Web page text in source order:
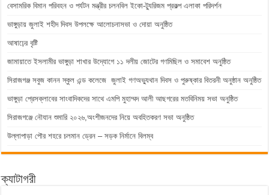
বেসামরিক বিমান পরিবহন ও পর্যটন মন্ত্রীর চলনবিল ইকো-ট্যুরিজম প্রকল্প এলাকা পরিদর্শন
ভাঙ্গুড়ায় জুলাই শহীদ দিবস উপলক্ষে আলোচনাসভা ও দোয়া অনুষ্ঠিত
আষাঢ়ের বৃষ্টি
জামায়াতে ইসলামীর ভাঙ্গুড়া শাখার উদ্যোগে ১১ দলীয় জোটের গণমিছিল ও সমাবেশ অনুষ্ঠিত
সিরাজগঞ্জ সবুজ কানন স্কুল এন্ড কলেজে জুলাই গণঅভ্যুথান দিবস ও পুরুষ্কার বিতরনী অনুষ্ঠান অনুষ্ঠিত
ভাঙ্গুড়া প্রেসক্লাবের সাংবাদিকদের সাথে এমপি মুহাম্মদ আলী আছগরের মতবিনিময় সভা অনুষ্ঠিত
সিরাজগঞ্জে নৌযান শুমারি ২০২৬,অংশীজনদের নিয়ে অবহিতকরণ সভা অনুষ্ঠিত
উল্লাপাড়া পৌর শহরে চলমান ড্রেন – সড়ক নির্মানে বিলম্ব
ক্যাটাগরী